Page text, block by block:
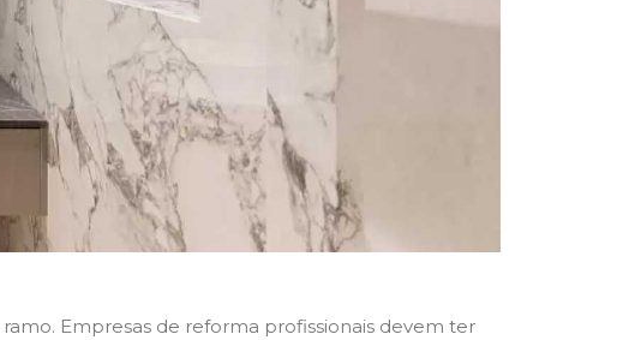
Empresas de reforma profissionais devem ter